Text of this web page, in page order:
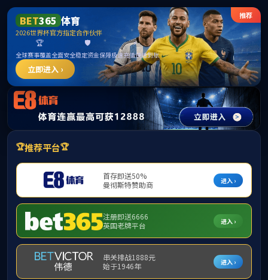
365英国上市公司(CHN-VIP认证)官网|Official
Website
提示：访问地址无效，allen-bradley-powerflex-4-22a-d1p4f104找不到
对应的栏目！
首页